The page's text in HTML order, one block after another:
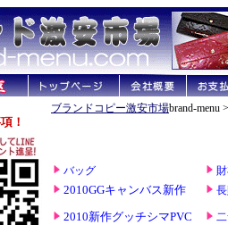
ブランドコピー激安市場brand-menu